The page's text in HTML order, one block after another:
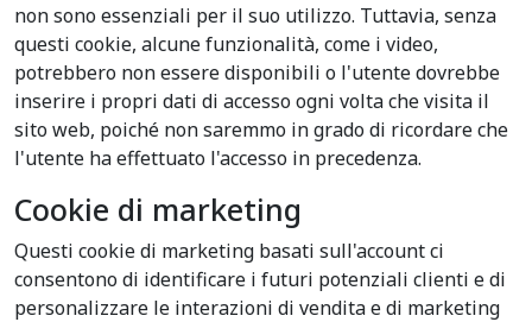
non sono essenziali per il suo utilizzo. Tuttavia, senza
questi cookie, alcune funzionalità, come i video,
potrebbero non essere disponibili o l'utente dovrebbe
inserire i propri dati di accesso ogni volta che visita il
sito web, poiché non saremmo in grado di ricordare che
l'utente ha effettuato l'accesso in precedenza.
Cookie di marketing
Questi cookie di marketing basati sull'account ci
consentono di identificare i futuri potenziali clienti e di
personalizzare le interazioni di vendita e di marketing